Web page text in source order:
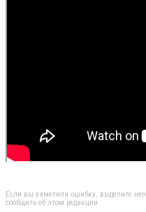
Если вы заметили ошибку, выделите
сообщить об этом редакции